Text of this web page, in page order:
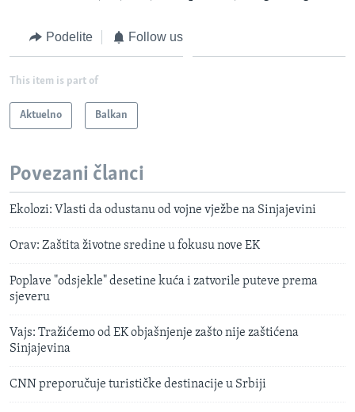
Podelite Follow us
This item is part of
Aktuelno Balkan
Povezani članci
Ekolozi: Vlasti da odustanu od vojne vježbe na Sinjajevini
Orav: Zaštita životne sredine u fokusu nove EK
Poplave "odsjekle" desetine kuća i zatvorile puteve prema
sjeveru
Vajs: Tražićemo od EK objašnjenje zašto nije zaštićena
Sinjajevina
CNN preporučuje turističke destinacije u Srbiji